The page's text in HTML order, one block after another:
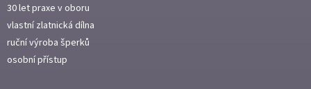
30 let praxe v oboru
vlastní zlatnická dílna
ruční výroba šperků
osobní přístup